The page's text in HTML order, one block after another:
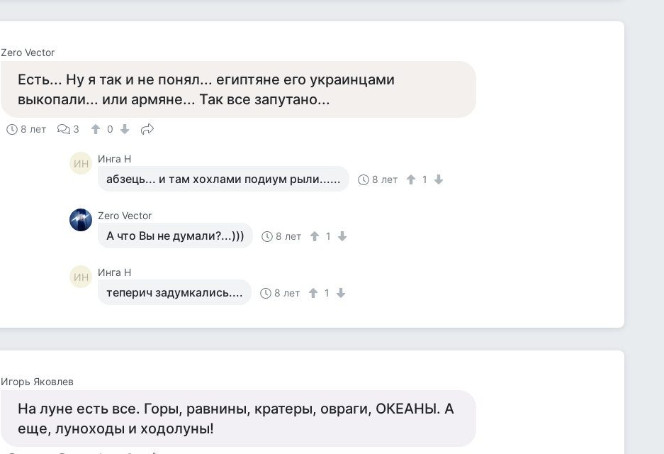
Zero Vector
Есть... Ну я так и не понял... египтяне его украинцами
выкопали... или армяне... Так все запутано...
8 лет 3 0
ИН Инга Н
абзець... и там хохлами подиум рыли...... 8 лет 1
Zero Vector
А что Вы не думали?...))) 8 лет 1
ИН Инга Н
теперич задумкались.... 8 лет 1
Игорь Яковлев
На луне есть все. Горы, равнины, кратеры, овраги, ОКЕАНЫ. А
еще, луноходы и ходолуны!